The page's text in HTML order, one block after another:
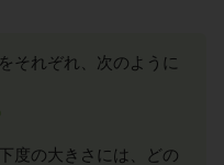
それぞれ、次のように
度の大きさには、どの